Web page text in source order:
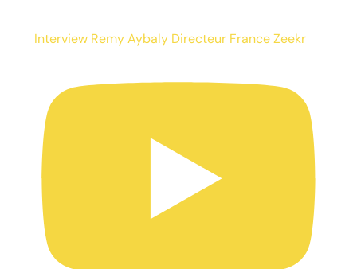
Interview Remy Aybaly Directeur France Zeekr